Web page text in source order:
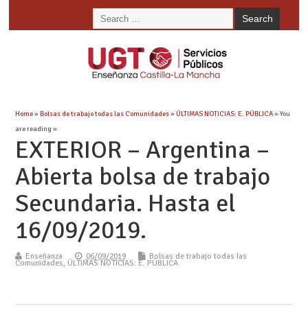
Home»Bolsas de trabajo todas las Comunidades»ÚLTIMAS NOTICIAS: E. PÚBLICA» You
are reading »
EXTERIOR – Argentina –
Abierta bolsa de trabajo
Secundaria. Hasta el
16/09/2019.
Enseñanza 06/09/2019 Bolsas de trabajo todas las
Comunidades, ÚLTIMAS NOTICIAS: E. PÚBLICA